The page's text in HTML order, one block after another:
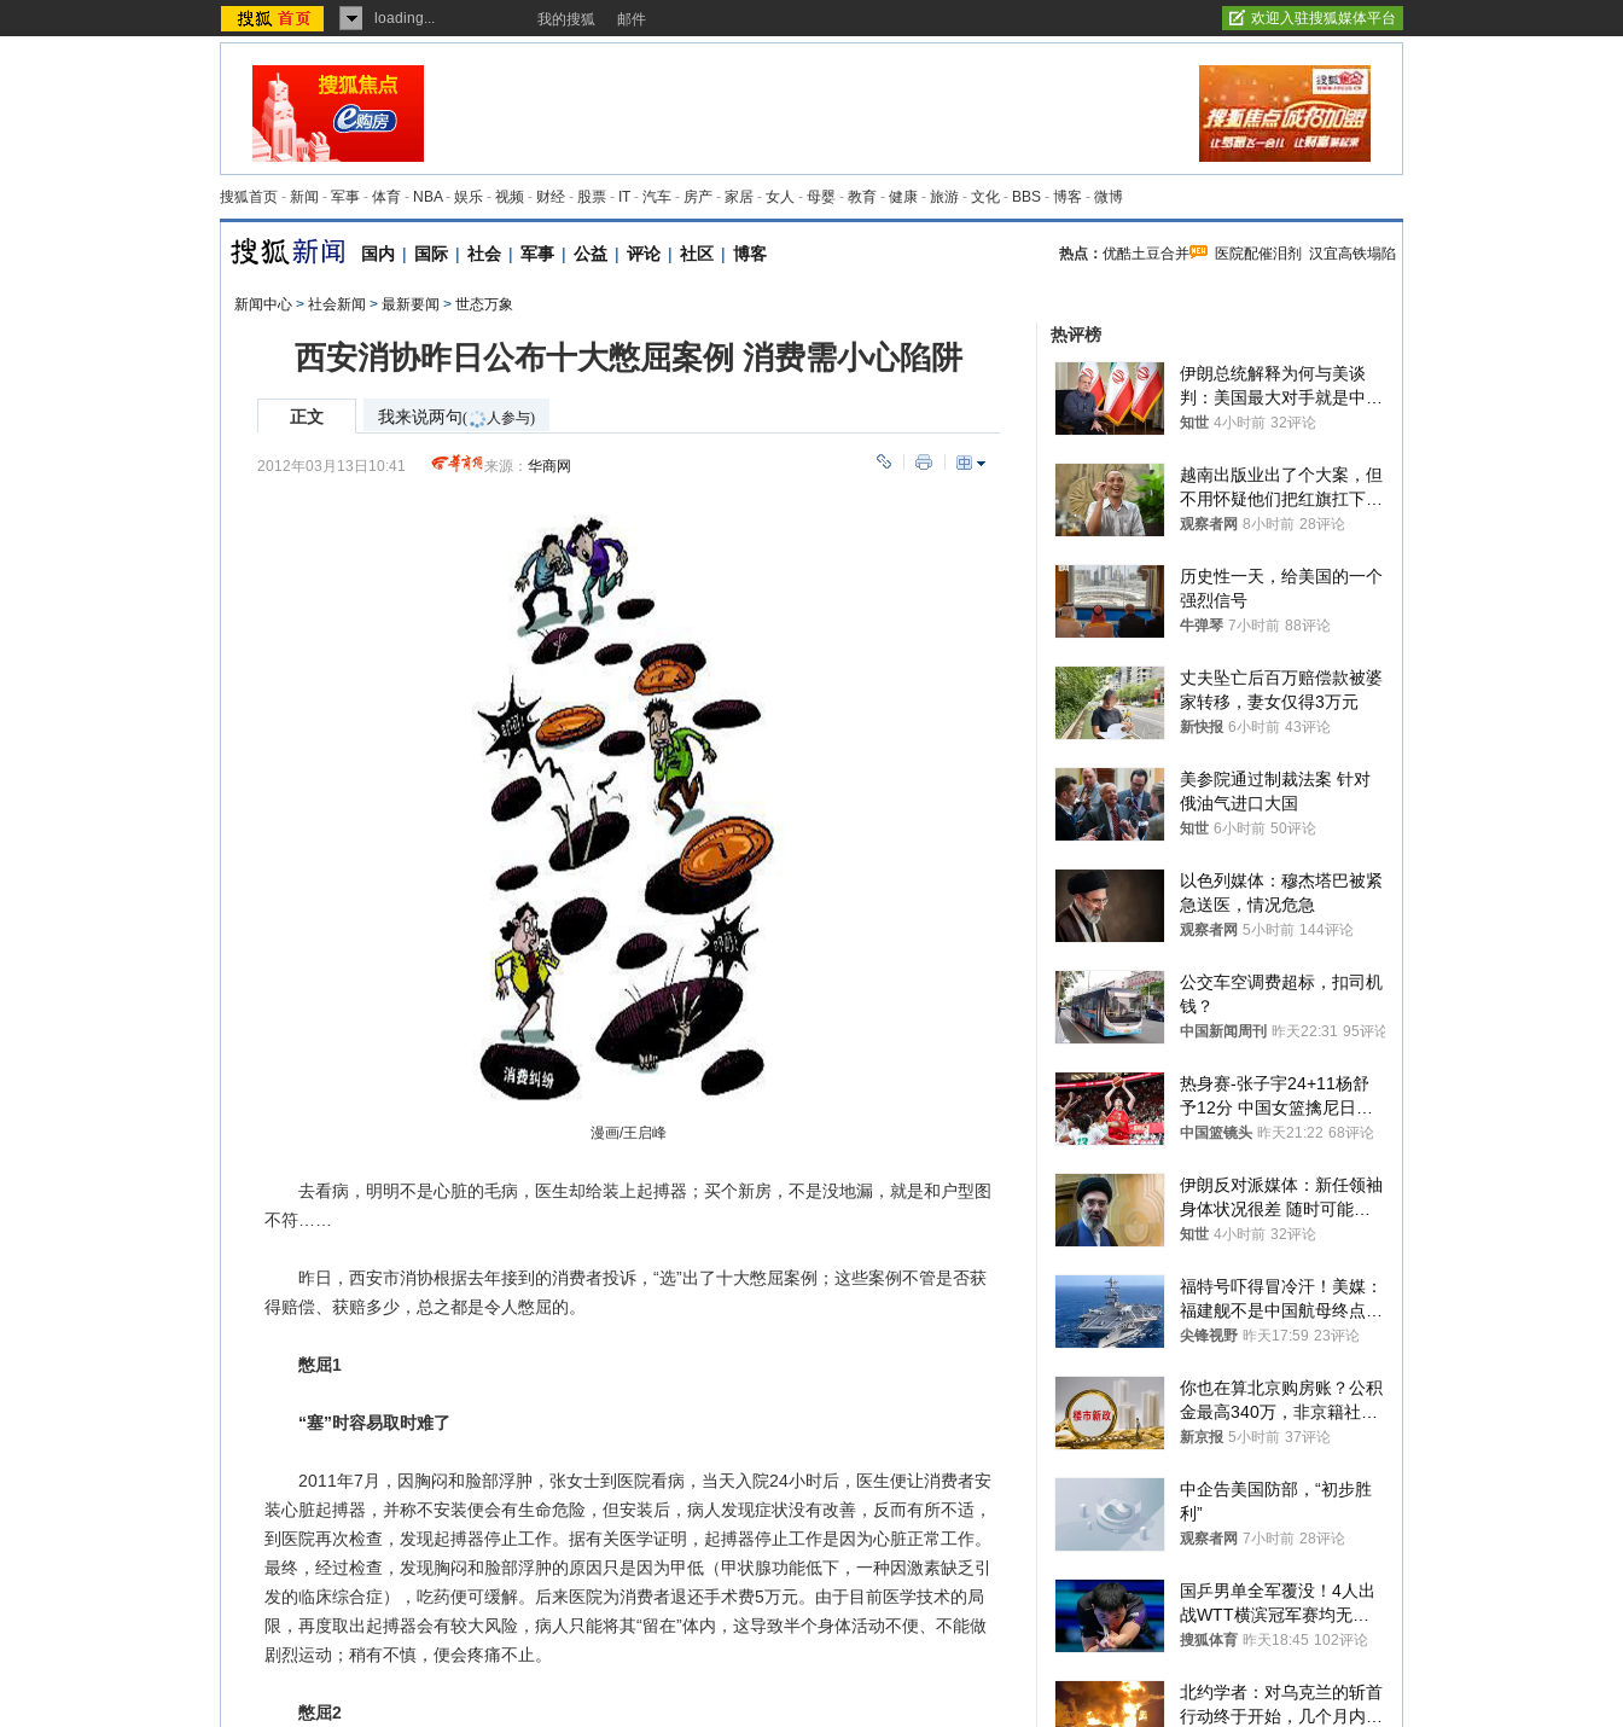
loading... 我的搜狐 邮件 欢迎入驻搜狐媒体平台
搜狐首页 - 新闻 - 军事 - 体育 - NBA- 娱乐 - 视频 - 财经 - 股票 - IT - 汽车 - 房产 - 家居 - 女人 - 母婴 - 教育 - 健康 - 旅游 - 文化 - BBS - 博客 - 微博
国内 | 国际 | 社会 | 军事 | 公益 | 评论 | 社区 | 博客 热点： 优酷土豆合并 医院配催泪剂 汉宜高铁塌陷
新闻中心 > 社会新闻 > 最新要闻 > 世态万象
西安消协昨日公布十大憋屈案例 消费需小心陷阱
正文 我来说两句( 人参与)
2012年03月13日10:41 来源： 华商网
漫画/王启峰
去看病，明明不是心脏的毛病，医生却给装上起搏器；买个新房，不是没地漏，就是和户型图
不符……
昨日，西安市消协根据去年接到的消费者投诉，“选”出了十大憋屈案例；这些案例不管是否获
得赔偿、获赔多少，总之都是令人憋屈的。
憋屈1
“塞”时容易取时难了
2011年7月，因胸闷和脸部浮肿，张女士到医院看病，当天入院24小时后，医生便让消费者安
装心脏起搏器，并称不安装便会有生命危险，但安装后，病人发现症状没有改善，反而有所不适，
到医院再次检查，发现起搏器停止工作。据有关医学证明，起搏器停止工作是因为心脏正常工作。
最终，经过检查，发现胸闷和脸部浮肿的原因只是因为甲低（甲状腺功能低下，一种因激素缺乏引
发的临床综合症），吃药便可缓解。后来医院为消费者退还手术费5万元。由于目前医学技术的局
限，再度取出起搏器会有较大风险，病人只能将其“留在”体内，这导致半个身体活动不便、不能做
剧烈运动；稍有不慎，便会疼痛不止。
憋屈2
热评榜
伊朗总统解释为何与美谈
判：美国最大对手就是中
国，但他们也在对话
知世 4小时前 32评论
越南出版业出了个大案，但
不用怀疑他们把红旗扛下去
的决心
观察者网 8小时前 28评论
历史性一天，给美国的一个
强烈信号
牛弹琴 7小时前 88评论
丈夫坠亡后百万赔偿款被婆
家转移，妻女仅得3万元
新快报 6小时前 43评论
美参院通过制裁法案 针对
俄油气进口大国
知世 6小时前 50评论
以色列媒体：穆杰塔巴被紧
急送医，情况危急
观察者网 5小时前 144评论
公交车空调费超标，扣司机
钱？
中国新闻周刊 昨天22:31 95评论
热身赛-张子宇24+11杨舒
予12分 中国女篮擒尼日利
亚
中国篮镜头 昨天21:22 68评论
伊朗反对派媒体：新任领袖
身体状况很差 随时可能离
世
知世 4小时前 32评论
福特号吓得冒冷汗！美媒：
福建舰不是中国航母终点，
而是新起点！
尖锋视野 昨天17:59 23评论
你也在算北京购房账？公积
金最高340万，非京籍社保
1年
新京报 5小时前 37评论
中企告美国防部，“初步胜
利”
观察者网 7小时前 28评论
国乒男单全军覆没！4人出
战WTT横滨冠军赛均无缘
八强
搜狐体育 昨天18:45 102评论
北约学者：对乌克兰的斩首
行动终于开始，几个月内乌